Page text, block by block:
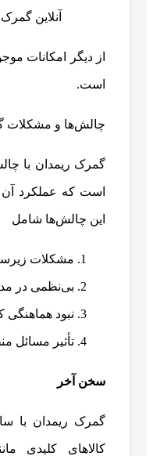
آنلاین گمرک
از دیگر امکانات
است.
چالش‌ها و مشکلات
گمرک ریمدان با
است که عملکرد آن
این چالش‌ها شامل
مشکلات
بی‌نظمی در
نبود هماهنگی
تأثیر مسائل
سخن آخر
گمرک ریمدان با
کالاهای کلیدی